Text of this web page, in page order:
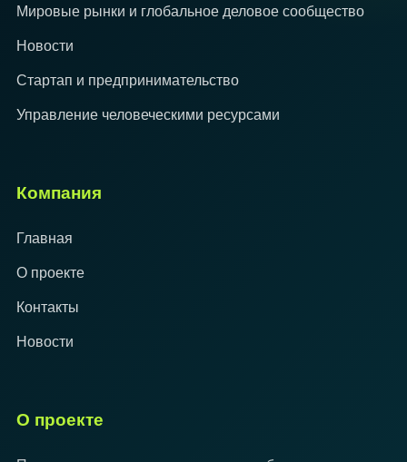
Мировые рынки и глобальное деловое сообщество
Новости
Стартап и предпринимательство
Управление человеческими ресурсами
Компания
Главная
О проекте
Контакты
Новости
О проекте